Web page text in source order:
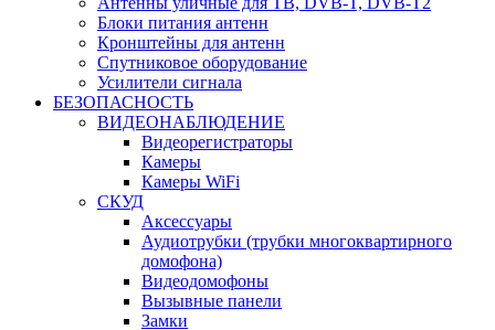
Блоки питания антенн
Кронштейны для антенн
Спутниковое оборудование
Усилители сигнала
БЕЗОПАСНОСТЬ
ВИДЕОНАБЛЮДЕНИЕ
Видеорегистраторы
Камеры
Камеры WiFi
СКУД
Аксессуары
Аудиотрубки (трубки многоквартирного
домофона)
Видеодомофоны
Вызывные панели
Замки